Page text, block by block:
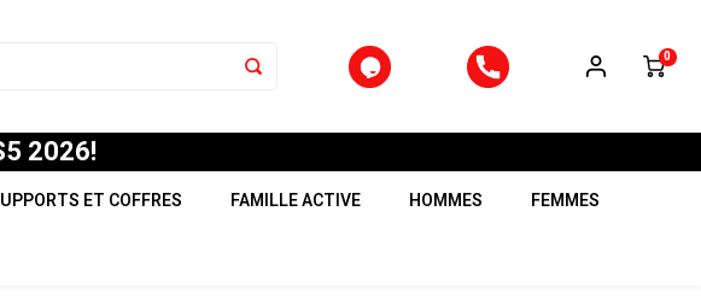
0
2026!
ET COFFRES FAMILLE ACTIVE HOMMES FEMMES